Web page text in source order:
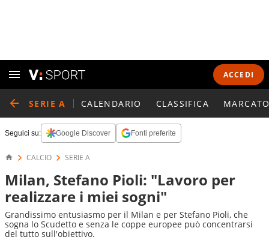
ACCEDI
SERIE A CALENDARIO CLASSIFICA
Seguici su: Google Discover Fonti preferite
CALCIO SERIE A
Milan, Stefano Pioli: "Lavoro per
realizzare i miei sogni"
Grandissimo entusiasmo per il Milan e per Stefano Pioli, che
sogna lo Scudetto e senza le coppe europee può concentrarsi
del tutto sull'obiettivo.